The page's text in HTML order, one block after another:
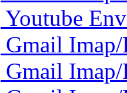
Imap/
Imap/